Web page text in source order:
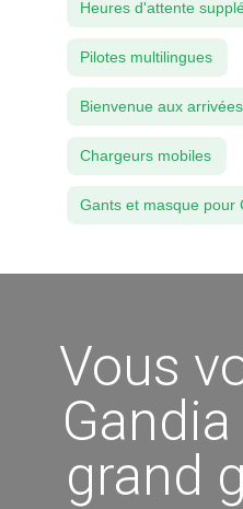
Heures d'attente
Pilotes multilingues
Bienvenue aux arrivées
Chargeurs mobiles
Gants et masque pour
Vous
grand